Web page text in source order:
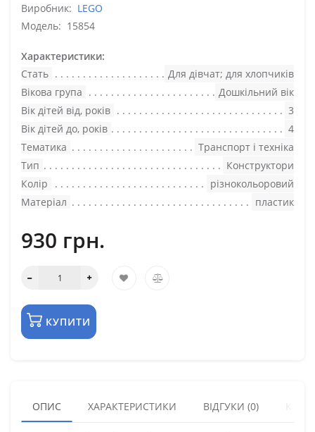
Виробник: LEGO
Модель: 15854
Характеристики:
Стать
Для дівчат; для хлопчиків
Вікова група
Дошкільний вік
Вік дітей від, років
3
Вік дітей до, років
4
Тематика
Транспорт і техніка
Тип
Конструктори
Колір
різнокольоровий
Матеріал
пластик
930 грн.
КУПИТИ
ОПИС ХАРАКТЕРИСТИКИ ВІДГУКИ (0)